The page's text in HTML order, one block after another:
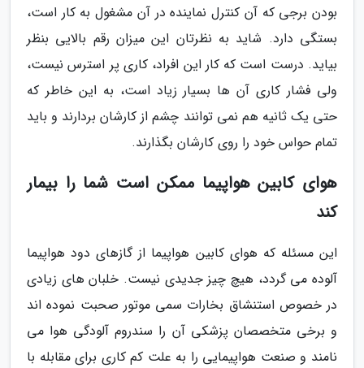
بودن برجی که آن کنترل نماینده در آن مشغول به کار است،
بستگی دارد. شاید به نظرتان این میزان رقم بالایی بنظر
بیاید. درست است که کار این افراد، کاری پر استرس نیست،
ولی فشار کاری آن ها بسیار زیاد است، به این خاطر که
حتی یک ثانیه هم نمی توانند چشم از کارشان بردارند و باید
تمام حواس خود را روی کارشان بگذارند.
هوای کابین هواپیما ممکن است شما را بیمار
کند
این مسئله که هوای کابین هواپیما از گازهای دود هواپیما
آلوده می گردد، هیچ چیز جدیدی نیست. خلبان های زیادی
در خصوص استنشاق بخارات سمی موتور صحبت نموده اند
و برخی متخصصان پزشکی آن را سندروم آلودگی هوا می
نامند و صنعت هواپیمایی را به علت کم کاری برای مقابله با